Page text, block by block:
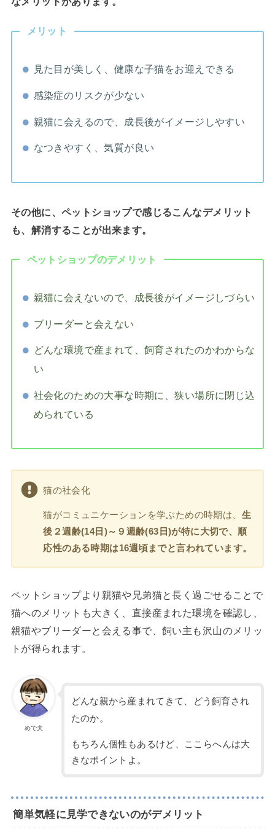
メリット
見た目が美しく、健康な子猫をお迎えできる
感染症のリスクが少ない
親猫に会えるので、成長後がイメージしやすい
なつきやすく、気質が良い
その他に、ペットショップで感じるこんなデメリット
も、解消することが出来ます。
ペットショップのデメリット
親猫に会えないので、成長後がイメージしづらい
ブリーダーと会えない
どんな環境で産まれて、飼育されたのかわからな
い
社会化のための大事な時期に、狭い場所に閉じ込
められている
猫の社会化
猫がコミュニケーションを学ぶための時期は、 生
後２週齢(14日)～９週齢(63日)が特に大切で、順
応性のある時期は16週頃までと言われています。
ペットショップより親猫や兄弟猫と長く過ごせることで
猫へのメリットも大きく、直接産まれた環境を確認し、
親猫やブリーダーと会える事で、飼い主も沢山のメリッ
トが得られます。
めで夫
どんな親から産まれてきて、どう飼育され
たのか。
もちろん個性もあるけど、ここらへんは大
きなポイントよ。
簡単気軽に見学できないのがデメリット